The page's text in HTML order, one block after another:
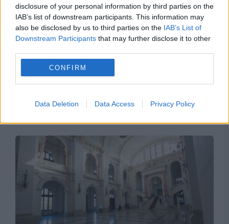
disclosure of your personal information by third parties on the
IAB’s list of downstream participants. This information may
also be disclosed by us to third parties on the IAB’s List of
Downstream Participants that may further disclose it to other
CONFIRM
Data Deletion Data Access Privacy Policy
tratamentul. Cazul a ajuns în justiție